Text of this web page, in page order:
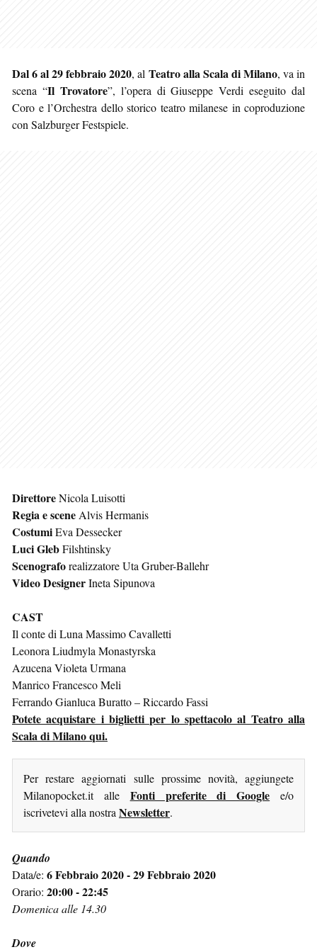
Dal 6 al 29 febbraio 2020, al Teatro alla Scala di Milano, va in
scena “Il Trovatore”, l’opera di Giuseppe Verdi eseguito dal
Coro e l’Orchestra dello storico teatro milanese in coproduzione
con Salzburger Festspiele.
DirettoreNicola Luisotti
Regia e scene Alvis Hermanis
CostumiEva Dessecker
Luci GlebFilshtinsky
Scenograforealizzatore Uta Gruber-Ballehr
Video DesignerIneta Sipunova
CAST
Il conte di Luna Massimo Cavalletti
Leonora Liudmyla Monastyrska
Azucena Violeta Urmana
Manrico Francesco Meli
Ferrando Gianluca Buratto – Riccardo Fassi
Potete acquistare i biglietti per lo spettacolo al Teatro alla
Scala di Milano qui.
Per restare aggiornati sulle prossime novità, aggiungete
Milanopocket.it alle Fonti preferite di Google e/o
iscrivetevi alla nostra Newsletter.
Quando
Data/e: 6 Febbraio 2020 - 29 Febbraio 2020
Orario: 20:00 - 22:45
Domenica alle 14.30
Dove